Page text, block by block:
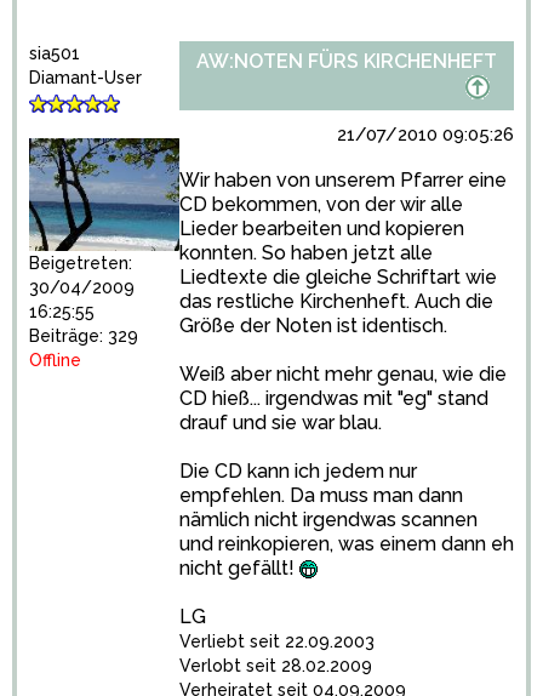
sia501
Diamant-User
Beigetreten:
30/04/2009
16:25:55
Beiträge: 329
Offline
AW:NOTEN FÜRS KIRCHENHEFT
21/07/2010 09:05:26
Wir haben von unserem Pfarrer eine
CD bekommen, von der wir alle
Lieder bearbeiten und kopieren
konnten. So haben jetzt alle
Liedtexte die gleiche Schriftart wie
das restliche Kirchenheft. Auch die
Größe der Noten ist identisch.
Weiß aber nicht mehr genau, wie die
CD hieß... irgendwas mit "eg" stand
drauf und sie war blau.
Die CD kann ich jedem nur
empfehlen. Da muss man dann
nämlich nicht irgendwas scannen
und reinkopieren, was einem dann eh
nicht gefällt!
LG
Verliebt seit 22.09.2003
Verlobt seit 28.02.2009
Verheiratet seit 04.09.2009